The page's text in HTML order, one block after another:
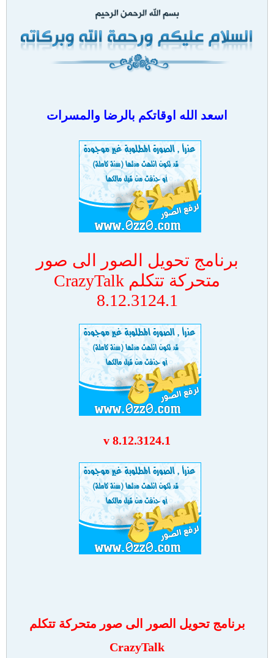
اسعد الله اوقاتكم بالرضا والمسرات
برنامج تحويل الصور الى صور
متحركة تتكلم CrazyTalk
8.12.3124.1
v 8.12.3124.1
برنامج تحويل الصور الى صور متحركة تتكلم
CrazyTalk